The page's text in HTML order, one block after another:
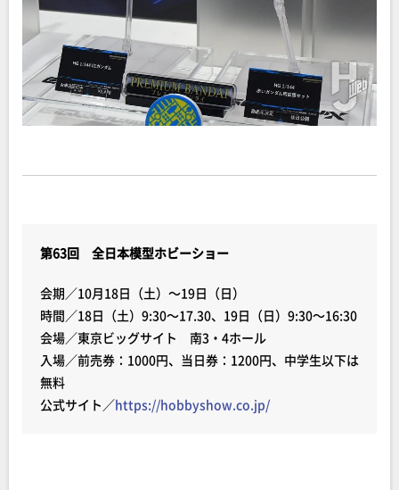
第63回 全日本模型ホビーショー
会期／10月18日（土）～19日（日）
時間／18日（土）9:30～17.30、19日（日）9:30～16:30
会場／東京ビッグサイト 南3・4ホール
入場／前売券：1000円、当日券：1200円、中学生以下は
無料
公式サイト／https://hobbyshow.co.jp/